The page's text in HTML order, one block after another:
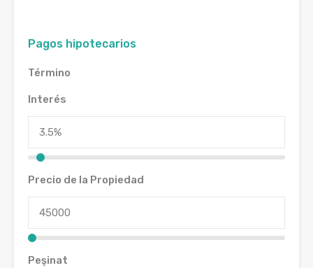
Pagos hipotecarios
Término
Interés
Precio de la Propiedad
Peşinat